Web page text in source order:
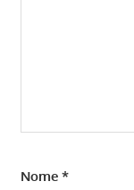
Nome *